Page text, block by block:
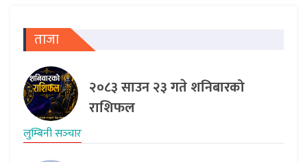
ताजा
२०८३ साउन २३ गते शनिबारको
राशिफल
लुम्बिनी सञ्‍चार